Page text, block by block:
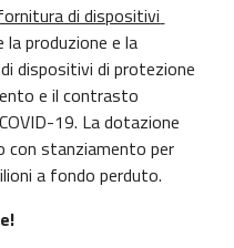
di dispositivi
la produzione e la
dispositivi di protezione
e il contrasto
19. La dotazione
con stanziamento per
a fondo perduto.